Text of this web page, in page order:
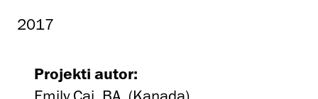
2017
Projekti autor: